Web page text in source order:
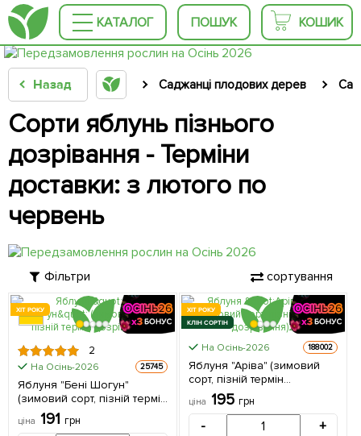
КАТАЛОГ ПОШУК КОШИК
Назад Саджанці плодових дерев
Сорти яблунь пізнього
дозрівання - Терміни
доставки: з лютого по
червень
Фільтри сортування
ХІТ РОКУ
2
На Осінь-2026 25745
Яблуня "Бені Шогун"
(зимовий сорт, пізній термін
дозрівання) 1 саджанець в
упаковці
ціна 191 грн
ХІТ РОКУ
КЛІН СОРТІН
На Осінь-2026 188002
Яблуня "Аріва" (зимовий
сорт, пізній термін
дозрівання) 1 саджанець в
упаковці
ціна 195 грн
- +